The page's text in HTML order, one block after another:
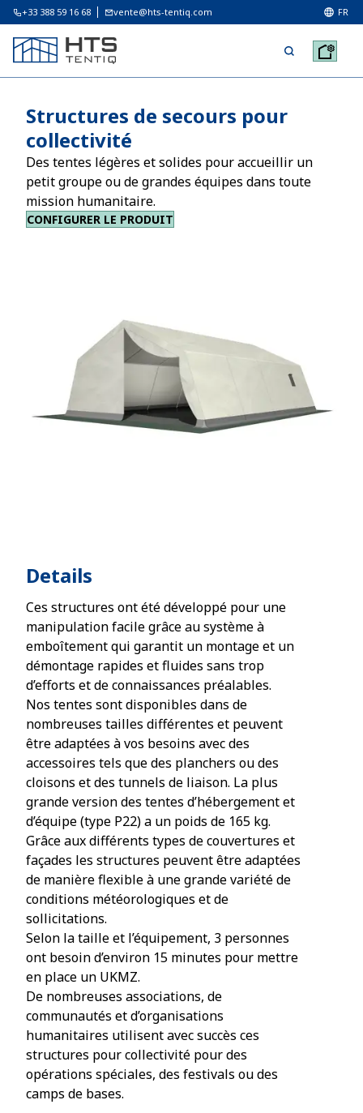
+33 388 59 16 68 vente@hts-tentiq.com FR
Structures de secours pour
collectivité
Des tentes légères et solides pour accueillir un
petit groupe ou de grandes équipes dans toute
mission humanitaire.
CONFIGURER LE PRODUIT
Details
Ces structures ont été développé pour une
manipulation facile grâce au système à
emboîtement qui garantit un montage et un
démontage rapides et fluides sans trop
d’efforts et de connaissances préalables.
Nos tentes sont disponibles dans de
nombreuses tailles différentes et peuvent
être adaptées à vos besoins avec des
accessoires tels que des planchers ou des
cloisons et des tunnels de liaison. La plus
grande version des tentes d’hébergement et
d’équipe (type P22) a un poids de 165 kg.
Grâce aux différents types de couvertures et
façades les structures peuvent être adaptées
de manière flexible à une grande variété de
conditions météorologiques et de
sollicitations.
Selon la taille et l’équipement, 3 personnes
ont besoin d’environ 15 minutes pour mettre
en place un UKMZ.
De nombreuses associations, de
communautés et d’organisations
humanitaires utilisent avec succès ces
structures pour collectivité pour des
opérations spéciales, des festivals ou des
camps de bases.